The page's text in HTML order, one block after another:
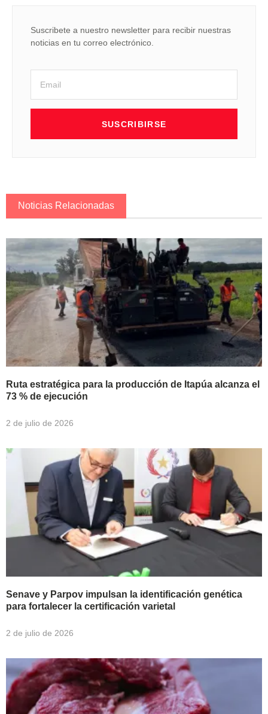
Suscribete a nuestro newsletter para recibir nuestras
noticias en tu correo electrónico.
SUSCRIBIRSE
Noticias Relacionadas
Ruta estratégica para la producción de Itapúa alcanza el
73 % de ejecución
2 de julio de 2026
Senave y Parpov impulsan la identificación genética
para fortalecer la certificación varietal
2 de julio de 2026